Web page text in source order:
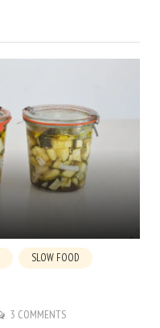
SLOW FOOD
3 COMMENTS